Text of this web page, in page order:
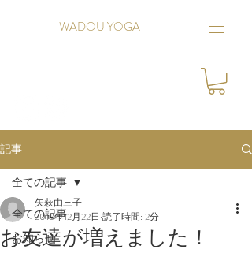
WADOU YOGA
記事
全ての記事
お知らせ
全ての記事
お友達が増えました！
矢萩由三子
2018年12月22日 読了時間: 2分